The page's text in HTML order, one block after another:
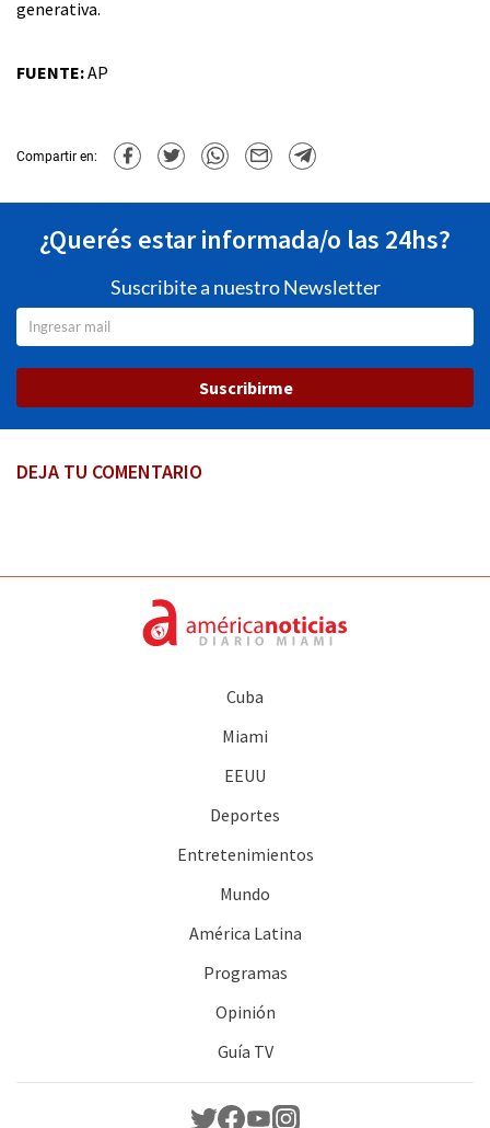
generativa.
FUENTE:AP
Compartir en:
¿Querés estar informada/o las 24hs?
Suscribite a nuestro Newsletter
Suscribirme
DEJA TU COMENTARIO
Cuba
Miami
EEUU
Deportes
Entretenimientos
Mundo
América Latina
Programas
Opinión
Guía TV